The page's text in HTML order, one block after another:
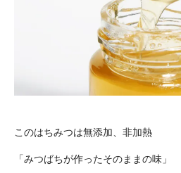
このはちみつは無添加、非加熱
「みつばちが作ったそのままの味」